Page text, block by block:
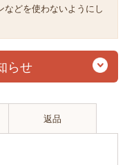
などを使わないようにし
らせ
返品